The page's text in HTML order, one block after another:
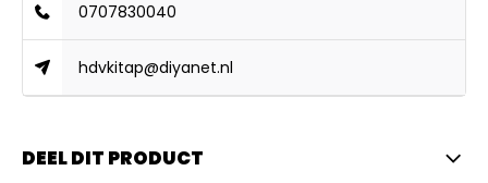
0707830040
hdvkitap@diyanet.nl
DEEL DIT PRODUCT